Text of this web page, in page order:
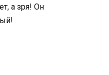
а зря! Он